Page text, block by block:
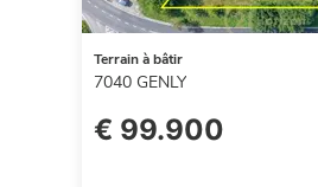
Terrain à bâtir
7040 GENLY
€ 99.900